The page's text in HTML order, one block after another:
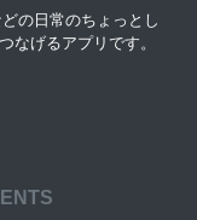
の日常のちょっとし
なげるアプリです。